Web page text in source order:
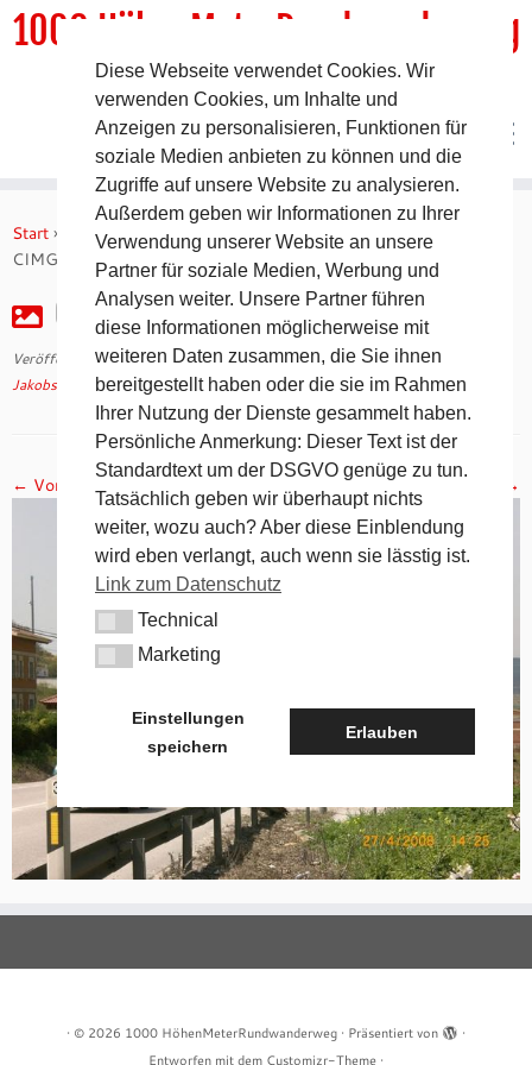
Inhalt
springen
1000 HöhenMeterRundwanderweg
DER Rundwanderweg um Pommelsbrunn
Start » Jakobsweg 2008 – 9. Tag auf dem Camino Francés
CIMG2398
CIMG2398
Veröffentlicht am30. April 2018mit den Abmessungen1024 × 768
Jakobsweg 2008 – 9. Tag auf dem Camino Francés.
← Vorheriges Nächstes →
· © 2026 1000 HöhenMeterRundwanderweg · Präsentiert von
·
Entworfen mit dem Customizr-Theme ·
Diese Webseite verwendet Cookies. Wir
verwenden Cookies, um Inhalte und
Anzeigen zu personalisieren, Funktionen für
soziale Medien anbieten zu können und die
Zugriffe auf unsere Website zu analysieren.
Außerdem geben wir Informationen zu Ihrer
Verwendung unserer Website an unsere
Partner für soziale Medien, Werbung und
Analysen weiter. Unsere Partner führen
diese Informationen möglicherweise mit
weiteren Daten zusammen, die Sie ihnen
bereitgestellt haben oder die sie im Rahmen
Ihrer Nutzung der Dienste gesammelt haben.
Persönliche Anmerkung: Dieser Text ist der
Standardtext um der DSGVO genüge zu tun.
Tatsächlich geben wir überhaupt nichts
weiter, wozu auch? Aber diese Einblendung
wird eben verlangt, auch wenn sie lässtig ist.
Link zum Datenschutz
TechnicalTechnical
MarketingMarketing
Einstellungen
speichern
Erlauben